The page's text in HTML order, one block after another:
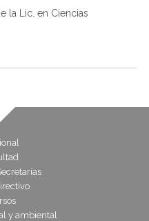
la Lic. en Ciencias
y ambiental